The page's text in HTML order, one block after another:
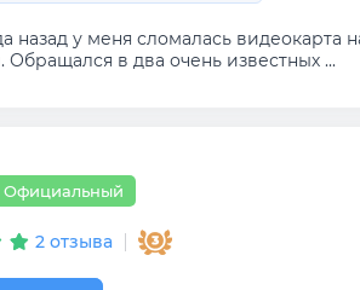
назад у меня сломалась
Обращался в два очень известных ...
Официальный
2 отзыва